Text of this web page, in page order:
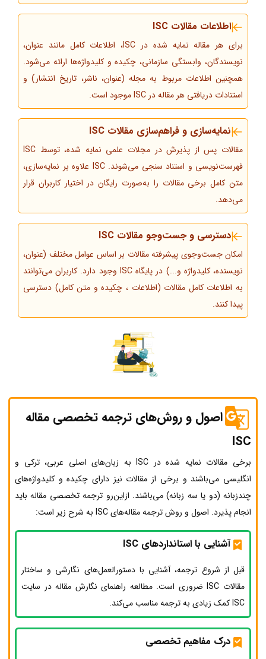
اطلاعات مقالات ISC
برای هر مقاله نمایه شده در ISC، اطلاعات کامل مانند عنوان،
نویسندگان، وابستگی سازمانی، چکیده و کلیدواژه‌ها ارائه می‌شود.
همچنین اطلاعات مربوط به مجله (عنوان، ناشر، تاریخ انتشار) و
استنادات دریافتی هر مقاله در ISC موجود است.
نمایه‌سازی و فراهم‌سازی مقالات ISC
مقالات پس از پذیرش در مجلات علمی نمایه شده، توسط ISC
فهرست‌نویسی و استناد سنجی می‌شوند. ISC علاوه بر نمایه‌سازی،
متن کامل برخی مقالات را به‌صورت رایگان در اختیار کاربران قرار
می‌دهد.
دسترسی و جست‌وجو مقالات ISC
امکان جست‌وجوی پیشرفته مقالات بر اساس عوامل مختلف (عنوان،
نویسنده، کلیدواژه و...) در پایگاه ISC وجود دارد. کاربران می‌توانند
به اطلاعات کامل مقالات (اطلاعات ، چکیده و متن کامل) دسترسی
پیدا کنند.
اصول و روش‌های ترجمه تخصصی مقاله
ISC
برخی مقالات نمایه شده در ISC به زبان‌های اصلی عربی، ترکی و
انگلیسی می‌باشند و برخی از مقالات نیز دارای چکیده و کلیدواژه‌های
چندزبانه (دو یا سه زبانه) می‌باشند. ازاین‌رو ترجمه تخصصی مقاله باید
انجام پذیرد. اصول و روش ترجمه مقاله‌های ISC به شرح زیر است:
آشنایی با استاندارد‌های ISC
قبل از شروع ترجمه، آشنایی با دستورالعمل‌های نگارشی و ساختار
مقالات ISC ضروری است. مطالعه راهنمای نگارش مقاله در سایت
ISC کمک زیادی به ترجمه مناسب می‌کند.
درک مفاهیم تخصصی